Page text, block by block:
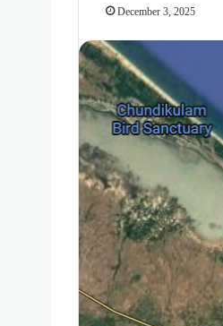
December 3, 2025